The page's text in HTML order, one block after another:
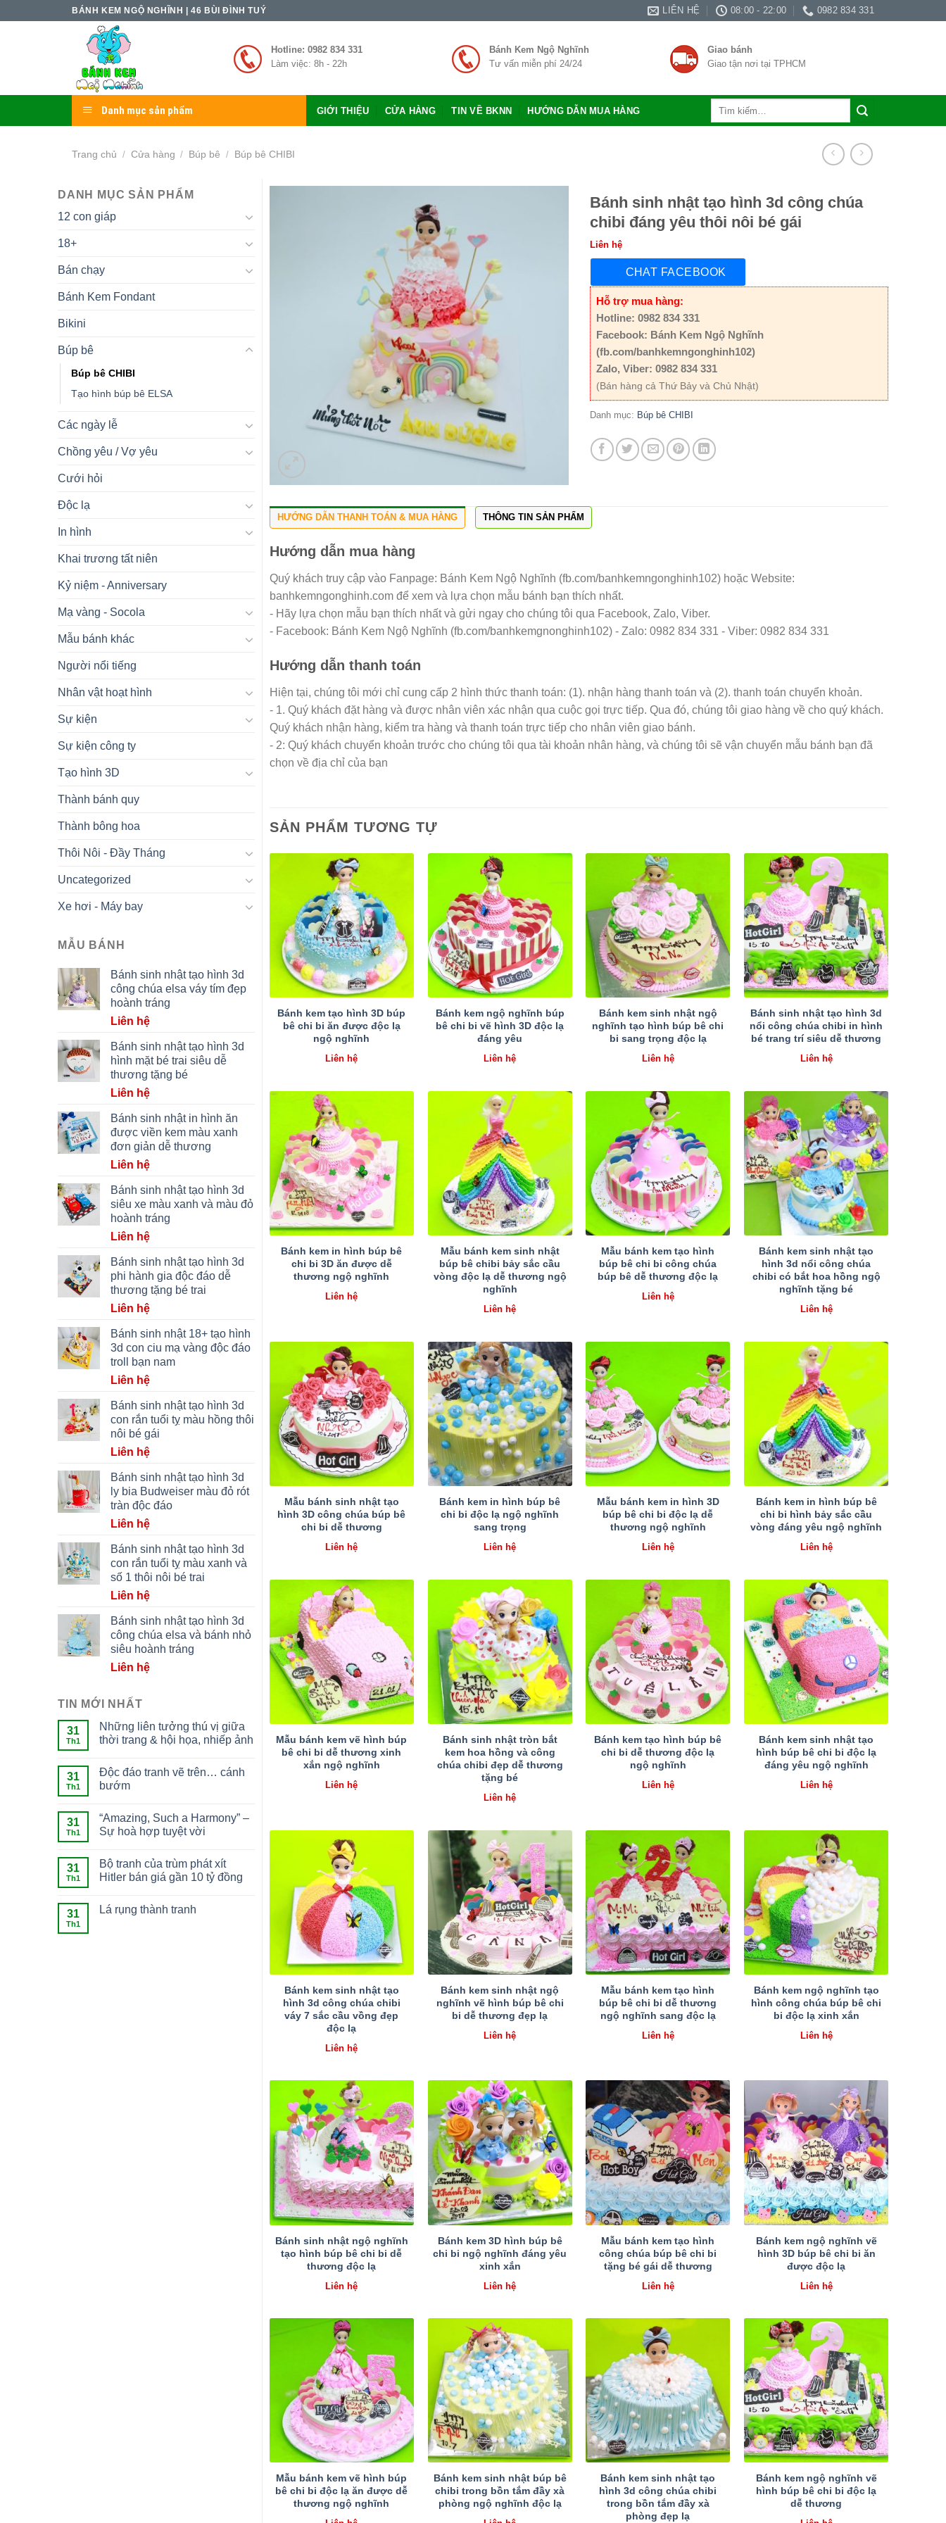
BÁNH KEM NGỘ NGHĨNH | 46 BÙI ĐÌNH TUÝ LIÊN HỆ 08:00 - 22:00 0982 834 331
Hotline: 0982 834 331
Làm việc: 8h - 22h
Bánh Kem Ngộ Nghĩnh
Tư vấn miễn phí 24/24
Giao bánh
Giao tận nơi tại TPHCM
Danh mục sản phẩm GIỚI THIỆU CỬA HÀNG TIN VỀ BKNN HƯỚNG DẪN MUA HÀNG
Trang chủ / Cửa hàng / Búp bê / Búp bê CHIBI
DANH MỤC SẢN PHẨM
12 con giáp
18+
Bán chạy
Bánh Kem Fondant
Bikini
Búp bê
Búp bê CHIBI
Tạo hình búp bê ELSA
Các ngày lễ
Chồng yêu / Vợ yêu
Cưới hỏi
Độc lạ
In hình
Khai trương tất niên
Kỷ niệm - Anniversary
Mạ vàng - Socola
Mẫu bánh khác
Người nổi tiếng
Nhân vật hoạt hình
Sự kiện
Sự kiện công ty
Tạo hình 3D
Thành bánh quy
Thành bông hoa
Thôi Nôi - Đầy Tháng
Uncategorized
Xe hơi - Máy bay
MẪU BÁNH
Bánh sinh nhật tạo hình 3d
công chúa elsa váy tím đẹp
hoành tráng
Liên hệ
Bánh sinh nhật tạo hình 3d
hình mặt bé trai siêu dễ
thương tặng bé
Liên hệ
Bánh sinh nhật in hình ăn
được viền kem màu xanh
đơn giản dễ thương
Liên hệ
Bánh sinh nhật tạo hình 3d
siêu xe màu xanh và màu đỏ
hoành tráng
Liên hệ
Bánh sinh nhật tạo hình 3d
phi hành gia độc đáo dễ
thương tặng bé trai
Liên hệ
Bánh sinh nhật 18+ tạo hình
3d con ciu mạ vàng độc đáo
troll bạn nam
Liên hệ
Bánh sinh nhật tạo hình 3d
con rắn tuổi tỵ màu hồng thôi
nôi bé gái
Liên hệ
Bánh sinh nhật tạo hình 3d
ly bia Budweiser màu đỏ rót
tràn độc đáo
Liên hệ
Bánh sinh nhật tạo hình 3d
con rắn tuổi tỵ màu xanh và
số 1 thôi nôi bé trai
Liên hệ
Bánh sinh nhật tạo hình 3d
công chúa elsa và bánh nhỏ
siêu hoành tráng
Liên hệ
TIN MỚI NHẤT
31
Th1
Những liên tưởng thú vị giữa
thời trang & hội họa, nhiếp ảnh
31
Th1
Độc đáo tranh vẽ trên… cánh
bướm
31
Th1
“Amazing, Such a Harmony” –
Sự hoà hợp tuyệt vời
31
Th1
Bộ tranh của trùm phát xít
Hitler bán giá gần 10 tỷ đồng
31
Th1
Lá rụng thành tranh
Bánh sinh nhật tạo hình 3d công chúa
chibi đáng yêu thôi nôi bé gái
Liên hệ
CHAT FACEBOOK
Hỗ trợ mua hàng:
Hotline: 0982 834 331
Facebook: Bánh Kem Ngộ Nghĩnh
(fb.com/banhkemngonghinh102)
Zalo, Viber: 0982 834 331
(Bán hàng cả Thứ Bảy và Chủ Nhật)
Danh mục: Búp bê CHIBI
HƯỚNG DẪN THANH TOÁN & MUA HÀNG THÔNG TIN SẢN PHẨM
Hướng dẫn mua hàng
Quý khách truy cập vào Fanpage: Bánh Kem Ngộ Nghĩnh (fb.com/banhkemngonghinh102) hoặc Website:
banhkemngonghinh.com để xem và lựa chọn mẫu bánh bạn thích nhất.
- Hãy lựa chọn mẫu bạn thích nhất và gửi ngay cho chúng tôi qua Facebook, Zalo, Viber.
- Facebook: Bánh Kem Ngộ Nghĩnh (fb.com/banhkemgnonghinh102) - Zalo: 0982 834 331 - Viber: 0982 834 331
Hướng dẫn thanh toán
Hiện tại, chúng tôi mới chỉ cung cấp 2 hình thức thanh toán: (1). nhận hàng thanh toán và (2). thanh toán chuyển khoản.
- 1. Quý khách đặt hàng và được nhân viên xác nhận qua cuộc gọi trực tiếp. Qua đó, chúng tôi giao hàng về cho quý khách.
Quý khách nhận hàng, kiểm tra hàng và thanh toán trực tiếp cho nhân viên giao bánh.
- 2: Quý khách chuyển khoản trước cho chúng tôi qua tài khoản nhân hàng, và chúng tôi sẽ vận chuyển mẫu bánh bạn đã
chọn về địa chỉ của bạn
SẢN PHẨM TƯƠNG TỰ
Bánh kem tạo hình 3D búp
bê chi bi ăn được độc lạ
ngộ nghĩnh
Liên hệ
Bánh kem ngộ nghĩnh búp
bê chi bi vẽ hình 3D độc lạ
đáng yêu
Liên hệ
Bánh kem sinh nhật ngộ
nghĩnh tạo hình búp bê chi
bi sang trọng độc lạ
Liên hệ
Bánh sinh nhật tạo hình 3d
nổi công chúa chibi in hình
bé trang trí siêu dễ thương
Liên hệ
Bánh kem in hình búp bê
chi bi 3D ăn được dễ
thương ngộ nghĩnh
Liên hệ
Mẫu bánh kem sinh nhật
búp bê chibi bảy sắc cầu
vòng độc lạ dễ thương ngộ
nghĩnh
Liên hệ
Mẫu bánh kem tạo hình
búp bê chi bi công chúa
búp bê dễ thương độc lạ
Liên hệ
Bánh kem sinh nhật tạo
hình 3d nổi công chúa
chibi có bắt hoa hồng ngộ
nghĩnh tặng bé
Liên hệ
Mẫu bánh sinh nhật tạo
hình 3D công chúa búp bê
chi bi dễ thương
Liên hệ
Bánh kem in hình búp bê
chi bi độc lạ ngộ nghĩnh
sang trọng
Liên hệ
Mẫu bánh kem in hình 3D
búp bê chi bi độc lạ dễ
thương ngộ nghĩnh
Liên hệ
Bánh kem in hình búp bê
chi bi hình bảy sắc cầu
vòng đáng yêu ngộ nghĩnh
Liên hệ
Mẫu bánh kem vẽ hình búp
bê chi bi dễ thương xinh
xắn ngộ nghĩnh
Liên hệ
Bánh sinh nhật tròn bắt
kem hoa hồng và công
chúa chibi đẹp dễ thương
tặng bé
Liên hệ
Bánh kem tạo hình búp bê
chi bi dễ thương độc lạ
ngộ nghĩnh
Liên hệ
Bánh kem sinh nhật tạo
hình búp bê chi bi độc lạ
đáng yêu ngộ nghĩnh
Liên hệ
Bánh kem sinh nhật tạo
hình 3d công chúa chibi
váy 7 sắc cầu vồng đẹp
độc lạ
Liên hệ
Bánh kem sinh nhật ngộ
nghĩnh vẽ hình búp bê chi
bi dễ thương đẹp lạ
Liên hệ
Mẫu bánh kem tạo hình
búp bê chi bi dễ thương
ngộ nghĩnh sang độc lạ
Liên hệ
Bánh kem ngộ nghĩnh tạo
hình công chúa búp bê chi
bi độc lạ xinh xắn
Liên hệ
Bánh sinh nhật ngộ nghĩnh
tạo hình búp bê chi bi dễ
thương độc lạ
Liên hệ
Bánh kem 3D hình búp bê
chi bi ngộ nghĩnh đáng yêu
xinh xắn
Liên hệ
Mẫu bánh kem tạo hình
công chúa búp bê chi bi
tặng bé gái dễ thương
Liên hệ
Bánh kem ngộ nghĩnh vẽ
hình 3D búp bê chi bi ăn
được độc lạ
Liên hệ
Mẫu bánh kem vẽ hình búp
bê chi bi độc lạ ăn được dễ
thương ngộ nghĩnh
Bánh kem sinh nhật búp bê
chibi trong bồn tắm đầy xà
phòng ngộ nghĩnh độc lạ
Bánh kem sinh nhật tạo
hình 3d công chúa chibi
trong bồn tắm đầy xà
phòng đẹp lạ
Bánh kem ngộ nghĩnh vẽ
hình búp bê chi bi độc lạ
dễ thương